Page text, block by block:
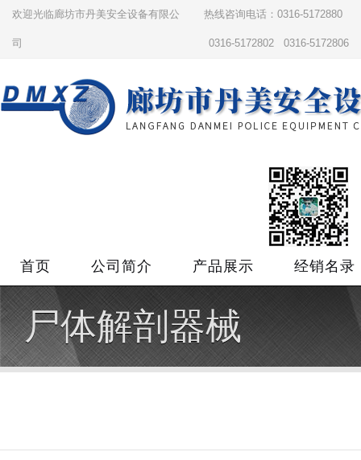
欢迎光临廊坊市丹美安全设备有限公
司
热线咨询电话：0316-5172880
0316-5172802 0316-5172806
首页 公司简介 产品展示 经销名录
尸体解剖器械